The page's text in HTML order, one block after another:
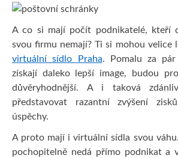
A co si mají počít podnikatelé, kteří
svou firmu nemají? Ti si mohou velice
virtuální sídlo Praha. Pomalu za
získají daleko lepší image, budou
důvěryhodnější. A i taková
představovat razantní zvýšení
úspěchy.
A proto mají i virtuální sídla svou
pochopitelně nedá přímo podnikat a